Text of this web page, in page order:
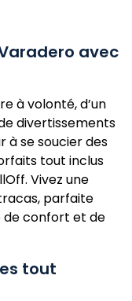
avec
à volonté, d’un
divertissements
à se soucier des
tout inclus
Vivez une
parfaite
de confort et de
tout